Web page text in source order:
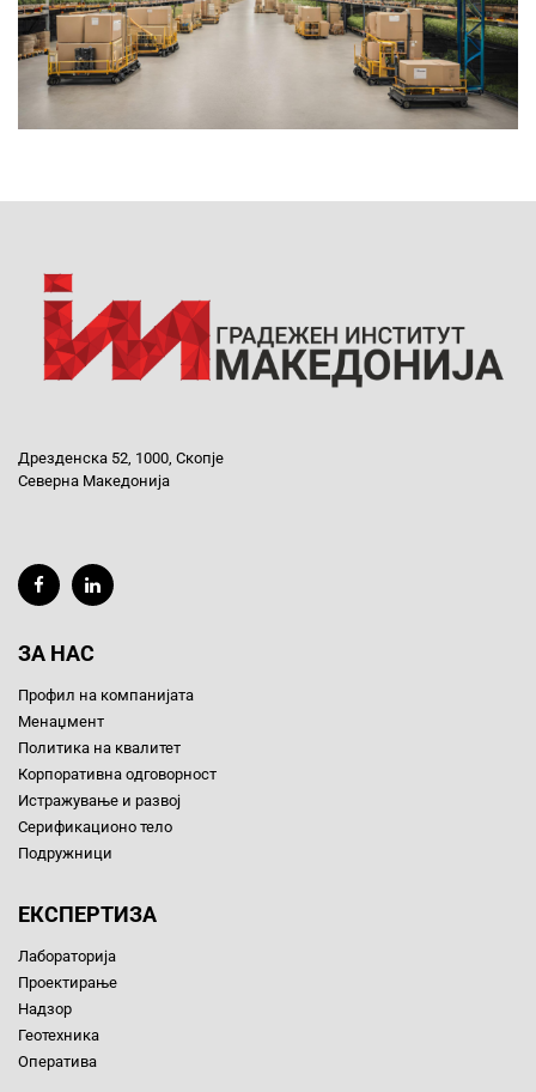
Дрезденска 52, 1000, Скопје
Северна Македонија
ЗА НАС
Профил на компанијата
Менаџмент
Политика на квалитет
Корпоративна одговорност
Истражување и развој
Серификационо тело
Подружници
ЕКСПЕРТИЗА
Лабораторија
Проектирање
Надзор
Геотехника
Оператива